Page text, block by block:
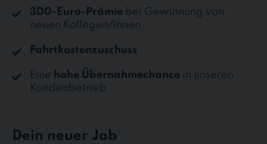
300-Euro-Prämie bei Gewinnung von
neuen Kollegen/innen
Fahrtkostenzuschuss
Eine hohe Übernahmechance in unseren
Kundenbetrieb
Dein neuer Job